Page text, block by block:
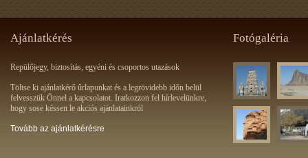
Ajánlatkérés Fotógaléria
Repülőjegy, biztosítás, egyéni és csoportos utazások
Töltse ki ajánlatkérő űrlapunkat és a legrövidebb időn belül
felvesszük Önnel a kapcsolatot. Iratkozzon fel hírlevelünkre,
hogy sose késsen le akciós ajánlatainkról
Tovább az ajánlatkérésre